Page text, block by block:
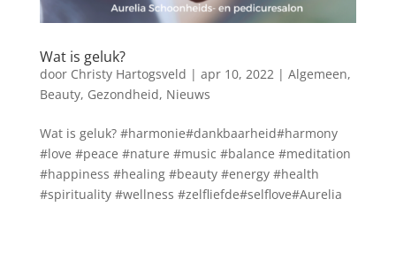
Wat is geluk?
door Christy Hartogsveld | apr 10, 2022| Algemeen,
Beauty, Gezondheid, Nieuws
Wat is geluk? #harmonie#dankbaarheid#harmony
#love #peace #nature #music #balance #meditation
#happiness #healing #beauty #energy #health
#spirituality #wellness #zelfliefde#selflove#Aurelia